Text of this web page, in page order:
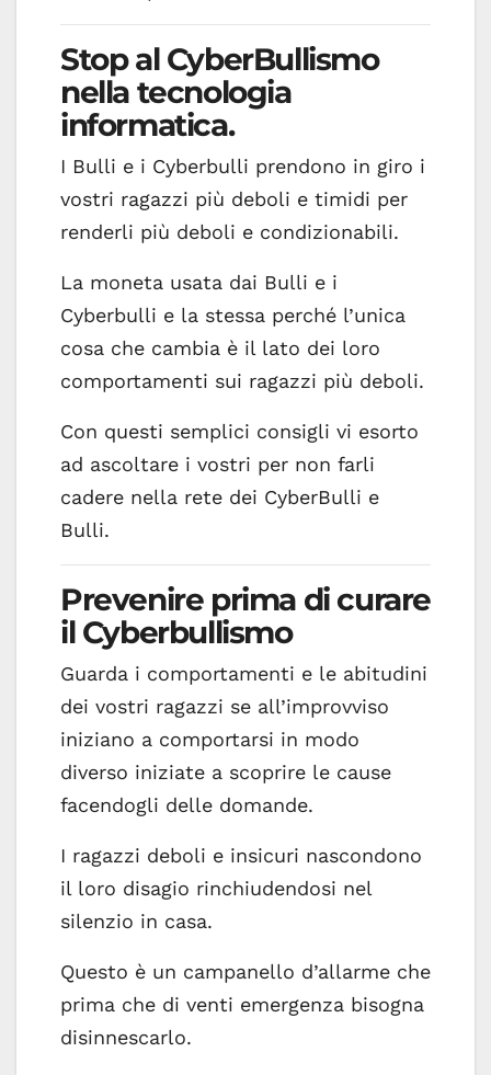
Stop al CyberBullismo
nella tecnologia
informatica.
I Bulli e i Cyberbulli prendono in giro i
vostri ragazzi più deboli e timidi per
renderli più deboli e condizionabili.
La moneta usata dai Bulli e i
Cyberbulli e la stessa perché l’unica
cosa che cambia è il lato dei loro
comportamenti sui ragazzi più deboli.
Con questi semplici consigli vi esorto
ad ascoltare i vostri per non farli
cadere nella rete dei CyberBulli e
Bulli.
Prevenire prima di curare
il Cyberbullismo
Guarda i comportamenti e le abitudini
dei vostri ragazzi se all’improvviso
iniziano a comportarsi in modo
diverso iniziate a scoprire le cause
facendogli delle domande.
I ragazzi deboli e insicuri nascondono
il loro disagio rinchiudendosi nel
silenzio in casa.
Questo è un campanello d’allarme che
prima che di venti emergenza bisogna
disinnescarlo.